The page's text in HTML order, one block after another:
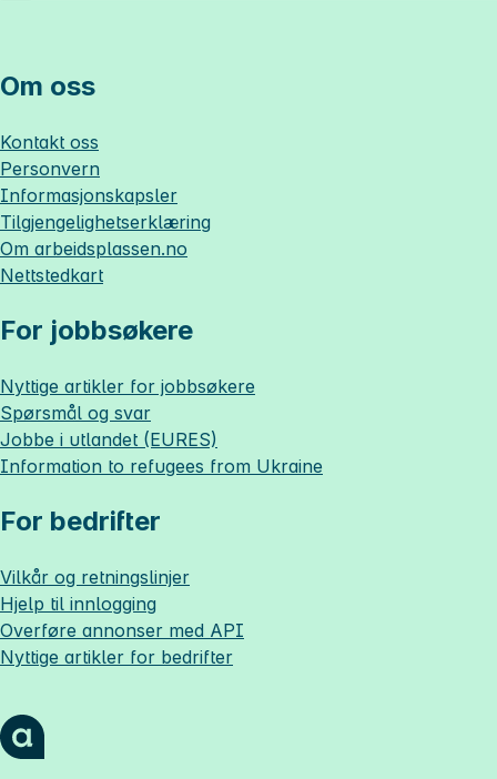
Om oss
Kontakt oss
Personvern
Informasjonskapsler
Tilgjengelighetserklæring
Om arbeidsplassen.no
Nettstedkart
For jobbsøkere
Nyttige artikler for jobbsøkere
Spørsmål og svar
Jobbe i utlandet (EURES)
Information to refugees from Ukraine
For bedrifter
Vilkår og retningslinjer
Hjelp til innlogging
Overføre annonser med API
Nyttige artikler for bedrifter